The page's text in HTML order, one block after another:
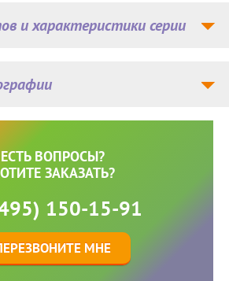
и характеристики серии
ЕСТЬ ВОПРОСЫ?
ЗАКАЗАТЬ?
150-15-91
МНЕ